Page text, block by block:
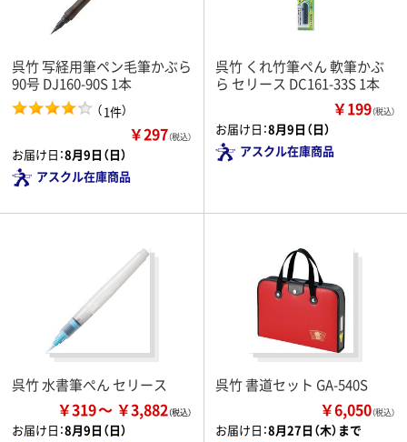
呉竹 写経用筆ペン毛筆かぶら
90号 DJ160-90S 1本
（1件）
￥297（税込）
お届け日：8月9日（日）
アスクル在庫商品
呉竹 くれ竹筆ぺん 軟筆かぶ
ら セリース DC161-33S 1本
￥199（税込）
お届け日：8月9日（日）
アスクル在庫商品
呉竹 水書筆ぺん セリース
￥319 ￥3,882
お届け日：8月9日（日）
呉竹 書道セット GA-540S
￥6,050（税込）
お届け日：8月27日（木）まで